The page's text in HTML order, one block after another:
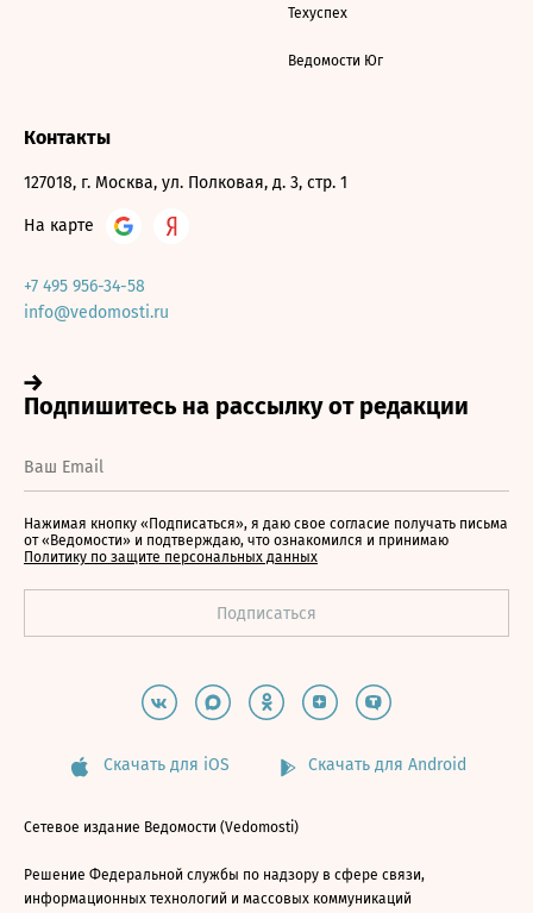
Техуспех
Ведомости Юг
Контакты
127018, г. Москва, ул. Полковая, д. 3, стр. 1
На карте
+7 495 956-34-58
info@vedomosti.ru
Нажимая кнопку «Подписаться», я даю свое согласие получать письма
от «Ведомости» и подтверждаю, что ознакомился и принимаю
Политику по защите персональных данных
Скачать для iOS Скачать для Android
Сетевое издание Ведомости (Vedomosti)
Решение Федеральной службы по надзору в сфере связи,
информационных технологий и массовых коммуникаций